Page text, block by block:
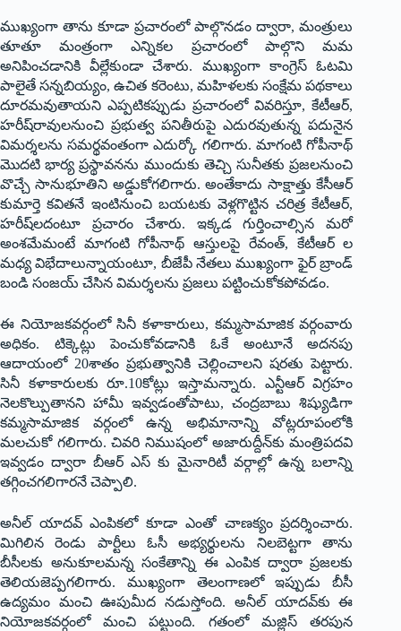
ముఖ్యంగా తాను కూడా ప్ర‌చారంలో పాల్గొన‌డం ద్వారా, మంత్రులు
తూతూ మంత్రంగా ఎన్నిక‌ల ప్ర‌చారంలో పాల్గొని మ‌మ
అనిపించ‌డానికి వీల్లేకుండా చేశారు. ముఖ్యంగా కాంగ్రెస్ ఓట‌మి
పాలైతే స‌న్న‌బియ్యం, ఉచిత క‌రెంటు, మ‌హిళ‌ల‌కు సంక్షేమ ప‌థ‌కాలు
దూర‌మ‌వుతాయ‌ని ఎప్ప‌టిక‌ప్పుడు ప్ర‌చారంలో వివ‌రిస్తూ, కేటీఆర్‌,
హ‌రీష్‌రావుల‌నుంచి ప్ర‌భుత్వ ప‌నితీరుపై ఎదుర‌వుతున్న ప‌దునైన
విమ‌ర్శ‌ల‌ను స‌మ‌ర్థ‌వంతంగా ఎదుర్కో గ‌లిగారు. మాగంటి గోపీనాథ్
మొద‌టి భార్య ప్ర‌స్థావ‌న‌ను ముందుకు తెచ్చి సునీత‌కు ప్ర‌జ‌ల‌నుంచి
వొచ్చే సానుభూతిని అడ్డుకోగ‌లిగారు. అంతేకాదు సాక్షాత్తు కేసీఆర్
కుమార్తె క‌విత‌నే ఇంటినుంచి బ‌య‌ట‌కు వెళ్ల‌గొట్టిన చ‌రిత్ర కేటీఆర్‌,
హ‌రీష్‌ల‌దంటూ ప్ర‌చారం చేశారు. ఇక్క‌డ గుర్తించాల్సిన మ‌రో
అంశ‌మేమంటే మాగంటి గోపీనాథ్ ఆస్తుల‌పై రేవంత్‌, కేటీఆర్ ల
మ‌ధ్య విభేదాలున్నాయంటూ, బీజేపీ నేత‌లు ముఖ్యంగా ఫైర్ బ్రాండ్
బండి సంజ‌య్ చేసిన విమ‌ర్శ‌ల‌ను ప్ర‌జ‌లు ప‌ట్టించుకోక‌పోవ‌డం.
ఈ నియోజ‌క‌వ‌ర్గంలో సినీ క‌ళాకారులు, క‌మ్మ‌సామాజిక వ‌ర్గంవారు
అధికం. టిక్కెట్లు పెంచుకోవ‌డానికి ఓకే అంటూనే అద‌న‌పు
ఆదాయంలో 20శాతం ప్ర‌భుత్వానికి చెల్లించాల‌ని ష‌ర‌తు పెట్టారు.
సినీ క‌ళాకారుల‌కు రూ.10కోట్లు ఇస్తామ‌న్నారు. ఎన్టీఆర్ విగ్ర‌హం
నెల‌కొల్పుతాన‌ని హామీ ఇవ్వ‌డంతోపాటు, చంద్ర‌బాబు శిష్యుడిగా
క‌మ్మ‌సామాజిక వ‌ర్గంలో ఉన్న అభిమానాన్ని వోట్ల‌రూపంలోకి
మ‌ల‌చుకో గ‌లిగారు. చివ‌రి నిముషంలో అజారుద్దీన్‌కు మంత్రిప‌ద‌వి
ఇవ్వ‌డం ద్వారా బీఆర్ ఎస్ కు మైనారిటీ వ‌ర్గాల్లో ఉన్న బ‌లాన్ని
త‌గ్గించ‌గ‌లిగార‌నే చెప్పాలి.
అనీల్ యాద‌వ్ ఎంపిక‌లో కూడా ఎంతో చాణ‌క్యం ప్ర‌ద‌ర్శించారు.
మిగిలిన రెండు పార్టీలు ఓసీ అభ్య‌ర్థుల‌ను నిల‌బెట్ట‌గా తాను
బీసీల‌కు అనుకూల‌మ‌న్న సంకేతాన్ని ఈ ఎంపిక ద్వారా ప్ర‌జ‌ల‌కు
తెలియ‌జెప్ప‌గ‌లిగారు. ముఖ్యంగా తెలంగాణ‌లో ఇప్పుడు బీసీ
ఉద్య‌మం మంచి ఊపుమీద న‌డుస్తోంది. అనీల్ యాద‌వ్‌కు ఈ
నియోజ‌క‌వ‌ర్గంలో మంచి ప‌ట్టుంది. గ‌తంలో మ‌జ్లిస్ త‌ర‌పున